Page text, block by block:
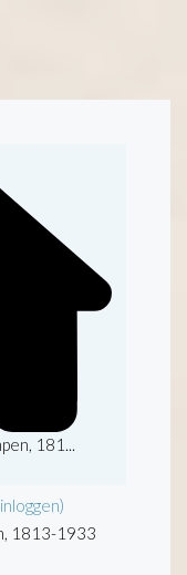
181...
1813-1933